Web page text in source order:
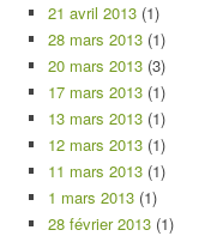
21 avril 2013 (1)
28 mars 2013 (1)
20 mars 2013 (3)
17 mars 2013 (1)
13 mars 2013 (1)
12 mars 2013 (1)
11 mars 2013 (1)
1 mars 2013 (1)
28 février 2013 (1)